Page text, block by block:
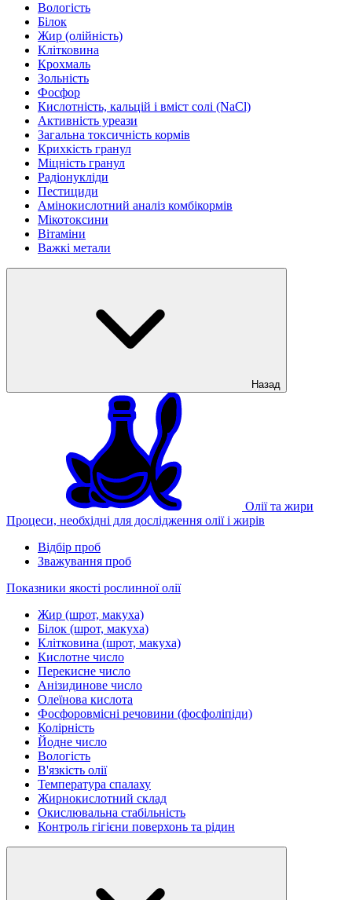
Вологість
Білок
Жир (олійність)
Клітковина
Крохмаль
Зольність
Фосфор
Кислотність, кальцій і вміст солі (NaCl)
Активність уреази
Загальна токсичність кормів
Крихкість гранул
Міцність гранул
Радіонукліди
Пестициди
Амінокислотний аналіз комбікормів
Мікотоксини
Вітаміни
Важкі метали
Назад
Олії та жири
Процеси, необхідні для дослідження олії і жирів
Відбір проб
Зважування проб
Показники якості рослинної олії
Жир (шрот, макуха)
Білок (шрот, макуха)
Клітковина (шрот, макуха)
Кислотне число
Перекисне число
Анізидинове число
Олеїнова кислота
Фосфоровмісні речовини (фосфоліпіди)
Колірність
Йодне число
Вологість
В'язкість олії
Температура спалаху
Жирнокислотний склад
Окислювальна стабільність
Контроль гігієни поверхонь та рідин